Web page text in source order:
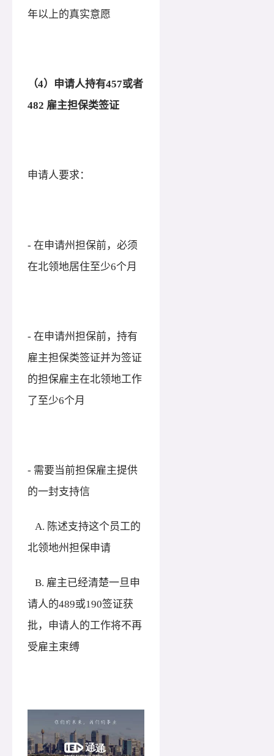
年以上的真实意愿
（4）申请人持有457或者
482 雇主担保类签证
申请人要求：
- 在申请州担保前，必须
在北领地居住至少6个月
- 在申请州担保前，持有
雇主担保类签证并为签证
的担保雇主在北领地工作
了至少6个月
- 需要当前担保雇主提供
的一封支持信
A. 陈述支持这个员工的
北领地州担保申请
B. 雇主已经清楚一旦申
请人的489或190签证获
批，申请人的工作将不再
受雇主束缚